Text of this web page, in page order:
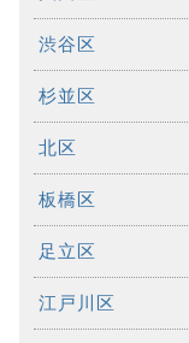
渋谷区
杉並区
北区
板橋区
足立区
江戸川区